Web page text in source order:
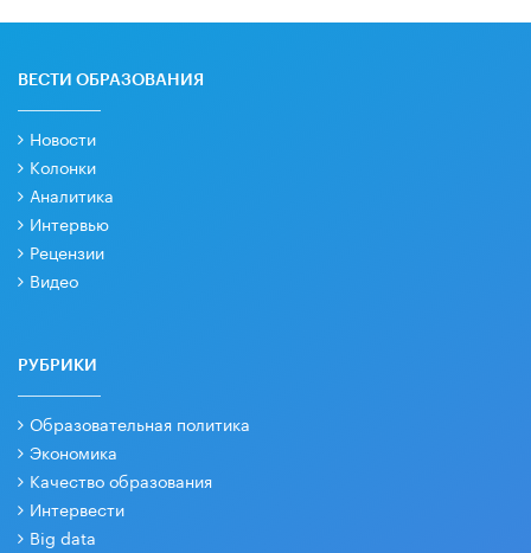
ВЕСТИ ОБРАЗОВАНИЯ
Новости
Колонки
Аналитика
Интервью
Рецензии
Видео
РУБРИКИ
Образовательная политика
Экономика
Качество образования
Интервести
Big data